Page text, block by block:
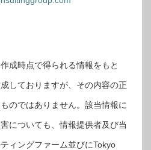
成時点で得られる情報をもと
しておりますが、その内容の正
のではありません。該当情報に
についても、情報提供者及び当
ィングファーム並びにTokyo